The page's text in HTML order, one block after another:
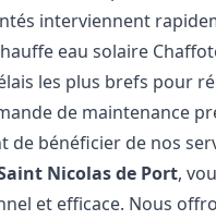
interviennent
eau solaire
les plus brefs pour
de maintenance
bénéficier de nos
Nicolas de Port,
et efficace. Nous